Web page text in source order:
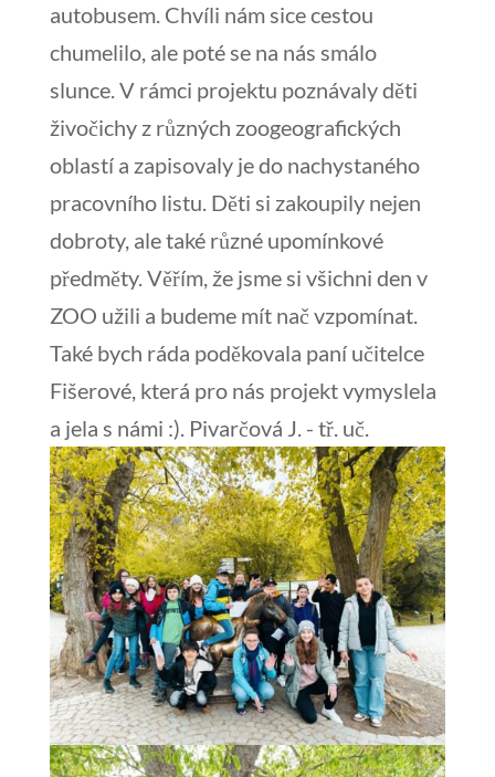
autobusem. Chvíli nám sice cestou
chumelilo, ale poté se na nás smálo
slunce. V rámci projektu poznávaly děti
živočichy z různých zoogeografických
oblastí a zapisovaly je do nachystaného
pracovního listu. Děti si zakoupily nejen
dobroty, ale také různé upomínkové
předměty. Věřím, že jsme si všichni den v
ZOO užili a budeme mít nač vzpomínat.
Také bych ráda poděkovala paní učitelce
Fišerové, která pro nás projekt vymyslela
a jela s námi :). Pivarčová J. - tř. uč.